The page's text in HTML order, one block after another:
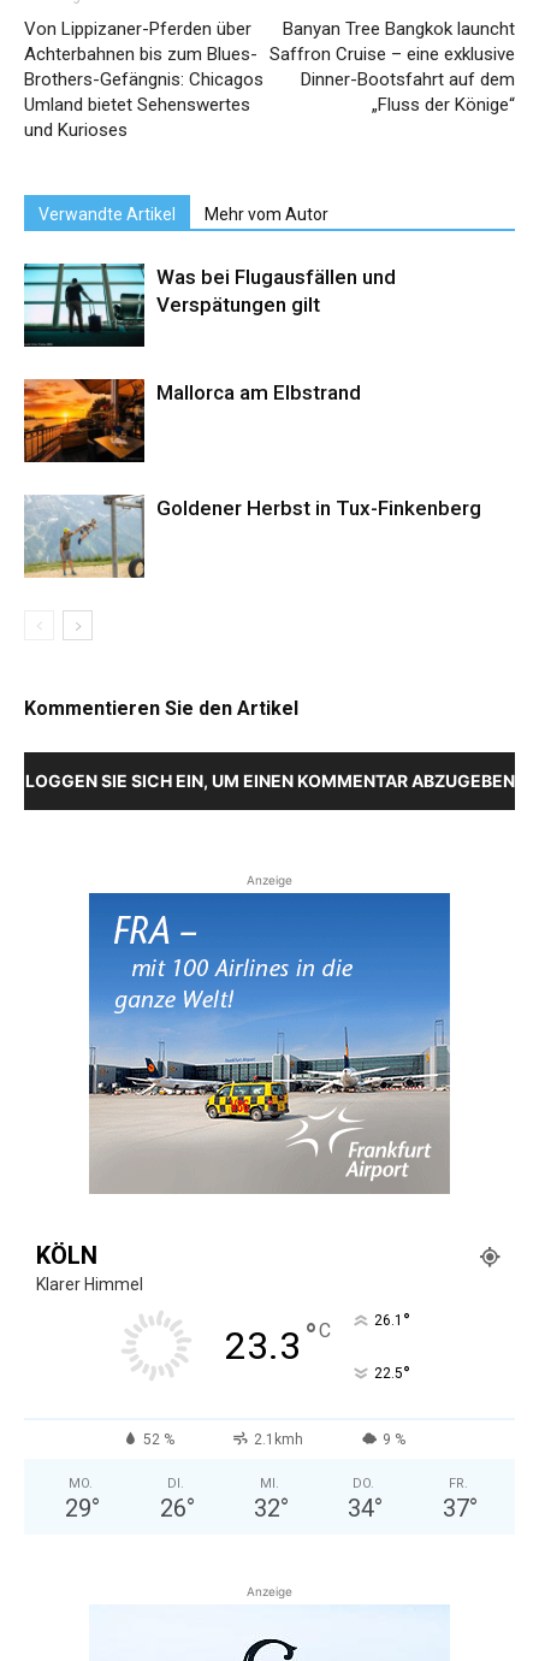
Von Lippizaner-Pferden über
Achterbahnen bis zum Blues-
Brothers-Gefängnis: Chicagos
Umland bietet Sehenswertes
und Kurioses
Banyan Tree Bangkok launcht
Saffron Cruise – eine exklusive
Dinner-Bootsfahrt auf dem
„Fluss der Könige“
Verwandte Artikel Mehr vom Autor
Was bei Flugausfällen und
Verspätungen gilt
Mallorca am Elbstrand
Goldener Herbst in Tux-Finkenberg
Kommentieren Sie den Artikel
LOGGEN SIE SICH EIN, UM EINEN KOMMENTAR ABZUGEBEN
Anzeige
KÖLN
Klarer Himmel
23.3 °C 26.1 °
22.5°
52 % 2.1kmh 9 %
MO.
29°
DI.
26°
MI.
32°
DO.
34°
FR.
37°
Anzeige